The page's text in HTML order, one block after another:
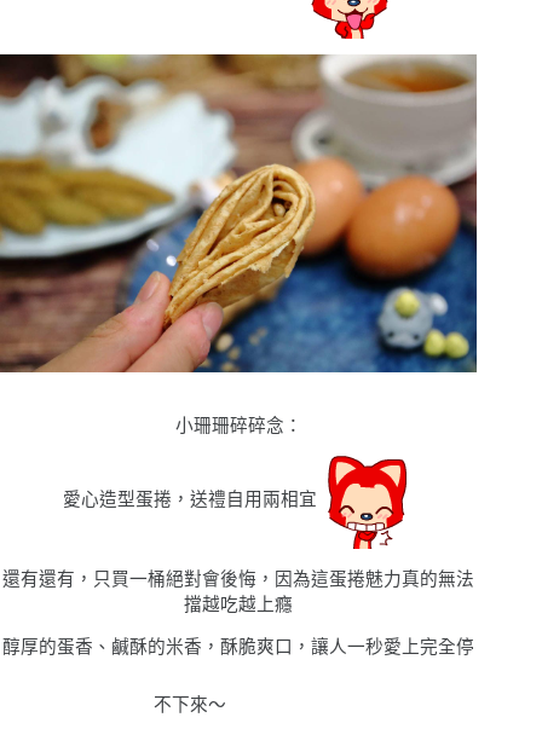
小珊珊碎碎念 ：
愛心造型蛋捲，送禮自用兩相宜
還有還有，只買一桶絕對會後悔，因為這蛋捲魅力真的無法
擋越吃越上癮
醇厚的蛋香 、鹹酥的米香 ，酥脆爽口，讓人一秒愛上完全停
不下來〜